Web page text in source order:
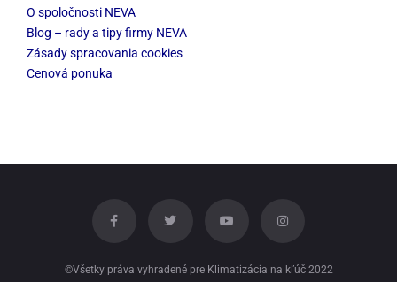
O spoločnosti NEVA
Blog – rady a tipy firmy NEVA
Zásady spracovania cookies
Cenová ponuka
©Všetky práva vyhradené pre Klimatizácia na kľúč 2022